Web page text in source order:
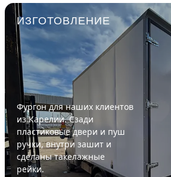
ИЗГОТОВЛЕНИЕ
Фургон для наших клиентов
из Карелии. Сзади
пластиковые двери и пуш
ручки, внутри зашит и
сделаны такелажные
рейки.